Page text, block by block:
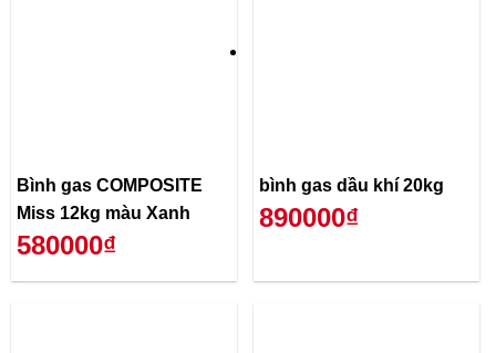
Bình gas COMPOSITE
Miss 12kg màu Xanh
580000₫
bình gas dầu khí 20kg
890000₫